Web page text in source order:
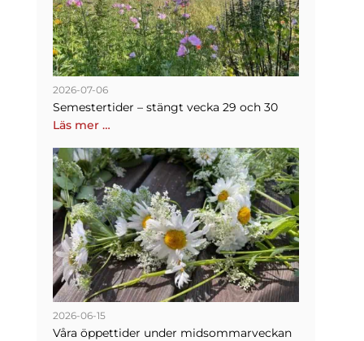
2026-07-06
Semestertider – stängt vecka 29 och 30
Läs mer …
2026-06-15
Våra öppettider under midsommarveckan